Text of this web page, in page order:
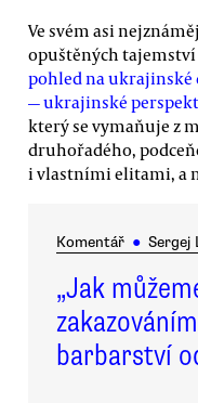
Ve svém asi
opuštěných tajemství
pohled na
— ukrajinské
který se vymaňuje z
druhořadého,
i vlastními elitami, a
Komentář ● Sergej
„Jak
barbarství